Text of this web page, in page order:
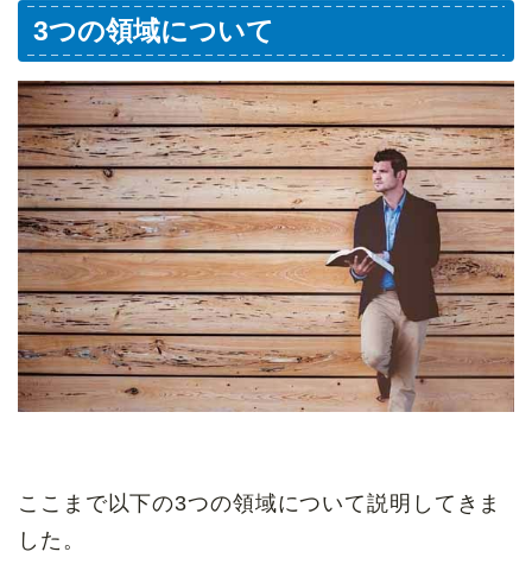
3つの領域について
ここまで以下の3つの領域について説明してきま
した。